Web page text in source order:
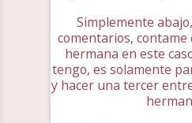
Simplemente
comentarios, contame
hermana en este
tengo, es solamente
y hacer una tercer